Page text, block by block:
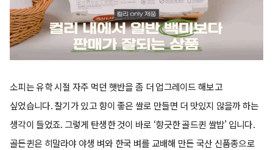
소피는 유학 시절 자주 먹던 햇반을 좀 더 업그레이드 해보고
싶었습니다. 찰기가 있고 향이 좋은 쌀로 만들면 더 맛있지 않을까 하는
생각이 들었죠. 그렇게 탄생한 것이 바로 ‘향긋한 골드퀸 쌀밥’ 입니다.
골든퀸은 히말라야 야생 벼와 한국 벼를 교배해 만든 국산 신품종으로